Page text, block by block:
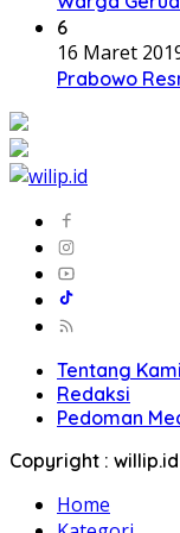
6
16 Maret
Prabowo
Tentang Kami
Redaksi
Pedoman
Copyright :
Home